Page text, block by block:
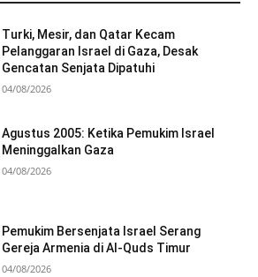
Turki, Mesir, dan Qatar Kecam
Pelanggaran Israel di Gaza, Desak
Gencatan Senjata Dipatuhi
04/08/2026
Agustus 2005: Ketika Pemukim Israel
Meninggalkan Gaza
04/08/2026
Pemukim Bersenjata Israel Serang
Gereja Armenia di Al-Quds Timur
04/08/2026